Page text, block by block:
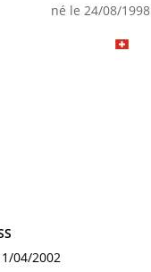
né le 24/08/1998
04/2002